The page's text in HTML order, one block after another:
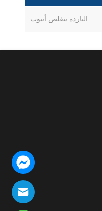
الباردة يتقلص أنبوب